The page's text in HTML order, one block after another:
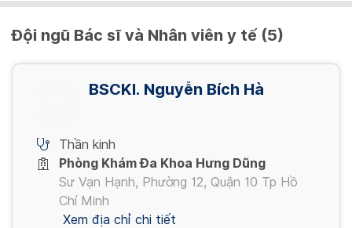
Đội ngũ Bác sĩ và Nhân viên y tế (5)
BSCKI. Nguyễn Bích Hà
Thần kinh
Phòng Khám Đa Khoa Hưng Dũng
Sư Vạn Hạnh, Phường 12, Quận 10 Tp Hồ
Chí Minh
Xem địa chỉ chi tiết